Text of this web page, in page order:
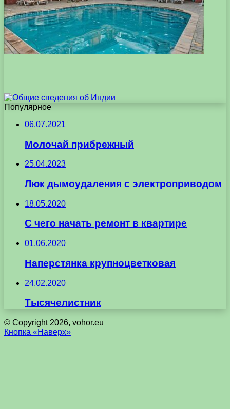
Популярное
06.07.2021
Молочай прибрежный
25.04.2023
Люк дымоудаления с электроприводом
18.05.2020
С чего начать ремонт в квартире
01.06.2020
Наперстянка крупноцветковая
24.02.2020
Тысячелистник
© Copyright 2026, vohor.eu
Кнопка «Наверх»